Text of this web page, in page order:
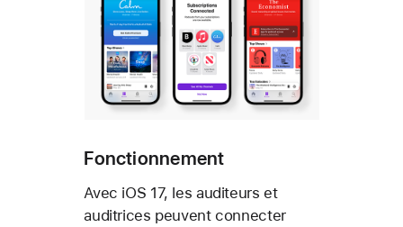
Fonctionnement
Avec iOS 17, les auditeurs et
auditrices peuvent connecter